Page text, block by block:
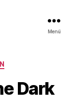
Menü
Dark